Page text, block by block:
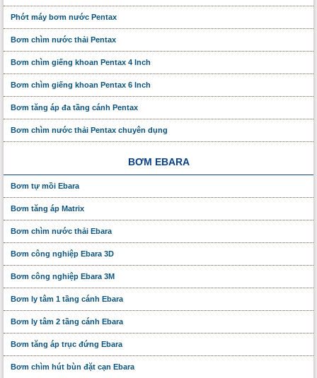
Phớt máy bơm nước Pentax
Bơm chìm nước thải Pentax
Bơm chìm giếng khoan Pentax 4 Inch
Bơm chìm giếng khoan Pentax 6 Inch
Bơm tăng áp đa tầng cánh Pentax
Bơm chìm nước thải Pentax chuyên dụng
BƠM EBARA
Bơm tự mồi Ebara
Bơm tăng áp Matrix
Bơm chìm nước thải Ebara
Bơm công nghiệp Ebara 3D
Bơm công nghiệp Ebara 3M
Bơm ly tâm 1 tầng cánh Ebara
Bơm ly tâm 2 tầng cánh Ebara
Bơm tăng áp trục đứng Ebara
Bơm chìm hút bùn đặt cạn Ebara